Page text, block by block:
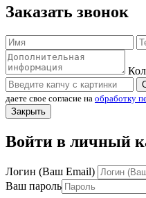
Заказать звонок
даете свое согласие на обработку
Закрыть
Войти в личный
Логин (Ваш Email)
Ваш пароль